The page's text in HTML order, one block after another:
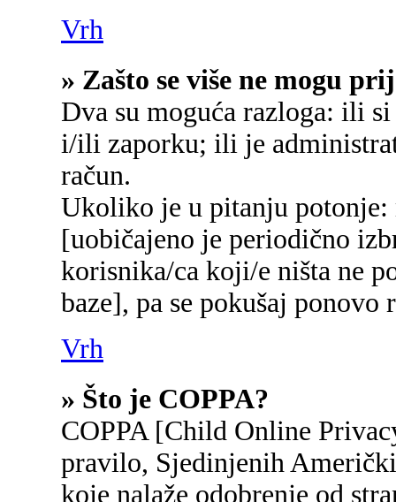
Vrh
» Zašto se više ne mogu
Dva su moguća razloga: ili
i/ili zaporku; ili je
račun.
Ukoliko je u pitanju potonje:
[uobičajeno je periodično
korisnika/ca koji/e ništa ne
baze], pa se pokušaj ponovo
Vrh
» Što je COPPA?
COPPA [Child Online
pravilo, Sjedinjenih
koje nalaže odobrenje od